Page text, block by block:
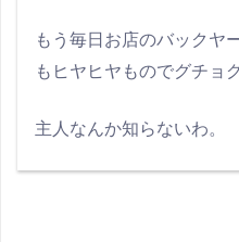
もう毎日お店のバックヤ
もヒヤヒヤものでグチョ
主人なんか知らないわ。